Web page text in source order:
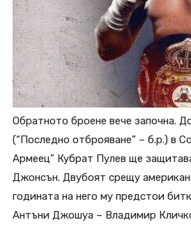
Обратното броене вече започна.
(“Последно отброяване” – б.р.) в
Армеец” Кубрат Пулев ще
Джонсън. Двубоят срещу
годината на него му предстои
Антъни Джошуа – Владимир